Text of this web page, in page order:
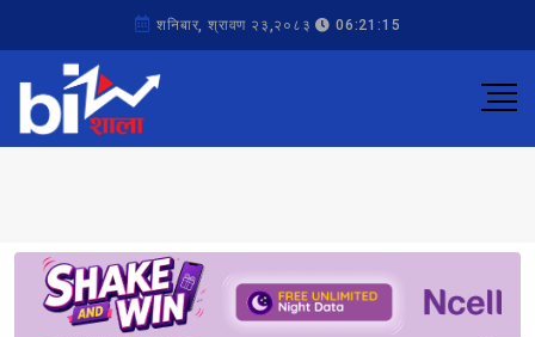
शनिबार, श्रावण २३,२०८३ 06:21:15